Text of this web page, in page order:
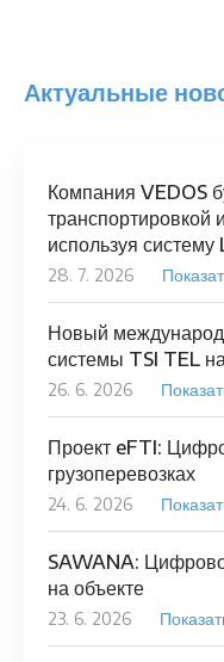
Актуальные
Компания VEDOS
транспортировкой
используя
28. 7. 2026
Новый
системы TSI TEL
26. 6. 2026
Проект eFTI:
грузоперевозках
24. 6. 2026
SAWANA:
на объекте
23. 6. 2026